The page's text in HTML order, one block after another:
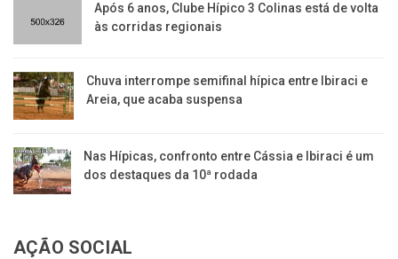
Após 6 anos, Clube Hípico 3 Colinas está de volta
às corridas regionais
​Chuva interrompe semifinal hípica entre Ibiraci e
Areia, que acaba suspensa
Nas Hípicas, confronto entre Cássia e Ibiraci é um
dos destaques da 10ª rodada
AÇÃO SOCIAL